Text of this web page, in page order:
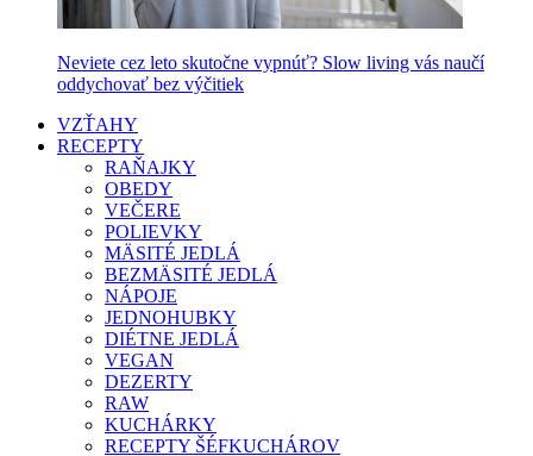
Neviete cez leto skutočne vypnúť? Slow living vás naučí
oddychovať bez výčitiek
VZŤAHY
RECEPTY
RAŇAJKY
OBEDY
VEČERE
POLIEVKY
MÄSITÉ JEDLÁ
BEZMÄSITÉ JEDLÁ
NÁPOJE
JEDNOHUBKY
DIÉTNE JEDLÁ
VEGAN
DEZERTY
RAW
KUCHÁRKY
RECEPTY ŠÉFKUCHÁROV